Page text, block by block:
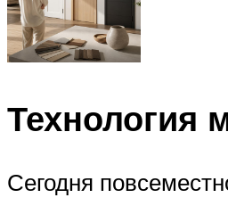
Технология
Сегодня